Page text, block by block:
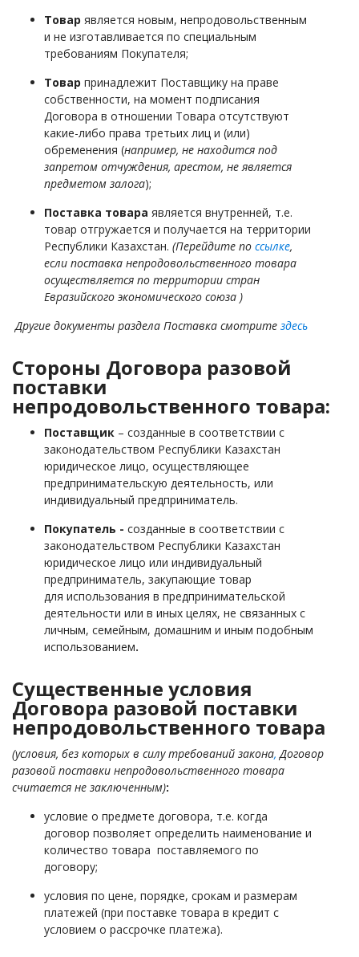
Товар является новым, непродовольственным
и не изготавливается по специальным
требованиям Покупателя;
Товар принадлежит Поставщику на праве
собственности, на момент подписания
Договора в отношении Товара отсутствуют
какие-либо права третьих лиц и (или)
обременения (например, не находится под
запретом отчуждения, арестом, не является
предметом залога);
Поставка товара является внутренней, т.е.
товар отгружается и получается на территории
Республики Казахстан. (Перейдите по ссылке,
если поставка непродовольственного товара
осуществляется по территории стран
Евразийского экономического союза )
Другие документы раздела Поставка смотрите здесь
Стороны Договора разовой
поставки
непродовольственного товара:
Поставщик – созданные в соответствии с
законодательством Республики Казахстан
юридическое лицо, осуществляющее
предпринимательскую деятельность, или
индивидуальный предприниматель.
Покупатель - созданные в соответствии с
законодательством Республики Казахстан
юридическое лицо или индивидуальный
предприниматель, закупающие товар
для использования в предпринимательской
деятельности или в иных целях, не связанных с
личным, семейным, домашним и иным подобным
использованием.
Существенные условия
Договора разовой поставки
непродовольственного товара
(условия, без которых в силу требований закона, Договор
разовой поставки непродовольственного товара
считается не заключенным):
условие о предмете договора, т.е. когда
договор позволяет определить наименование и
количество товара поставляемого по
договору;
условия по цене, порядке, срокам и размерам
платежей (при поставке товара в кредит с
условием о рассрочке платежа).